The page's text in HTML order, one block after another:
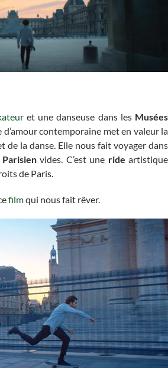
et une danseuse dans les Musées
contemporaine met en valeur la
de la danse. Elle nous fait voyager dans
vides. C’est une ride artistique
de Paris.
filmqui nous fait rêver.